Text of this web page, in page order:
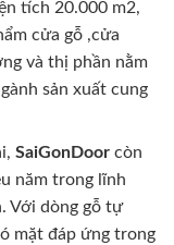
tích 20.000 m2,
cửa gỗ ,cửa
và thị phần nằm
sản xuất cung
SaiGonDoor còn
năm trong lĩnh
Với dòng gỗ tự
mặt đáp ứng trong